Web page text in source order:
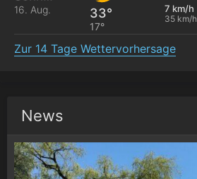
16. Aug. 33°
17°
7 km/h
35 km/h
Zur 14 Tage Wettervorhersage
News